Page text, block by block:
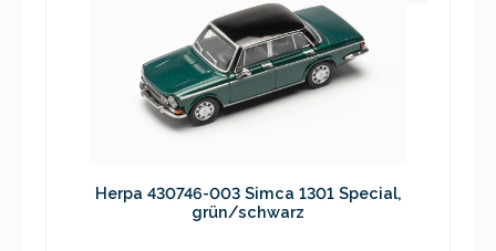
Herpa 430746-003 Simca 1301 Special,
grün/schwarz